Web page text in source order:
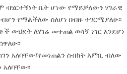
ብሄርተኝነት ቤት ሆነው የማይቻለውን ሃገራዊ
የማልችለው ስለሆነ በብዙ ተገርሜያለሁ፡፡
ውህደት ለሃገሬ መቀጠል ወሳኝ ነገር እንደሆነ
አለባቸው፤የመነጠልን ስብከት እምቢ ብለው